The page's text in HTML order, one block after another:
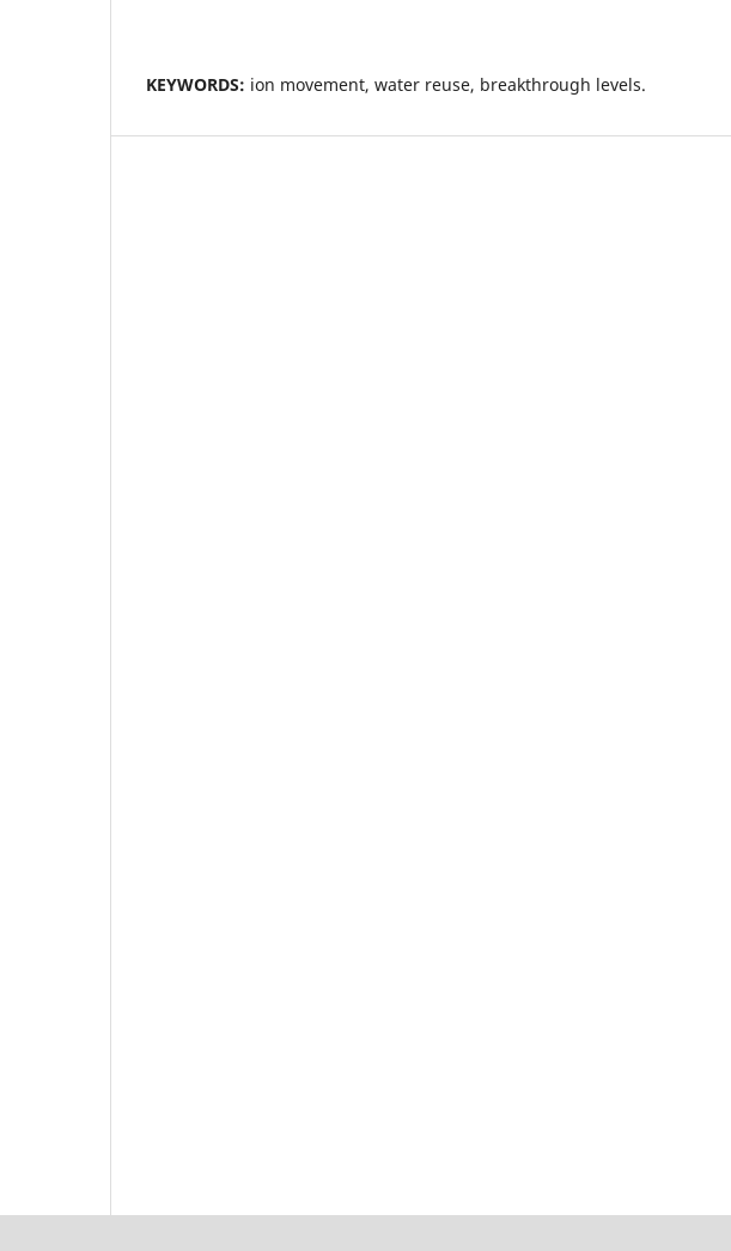
KEYWORDS: ion movement, water reuse, breakthrough levels.